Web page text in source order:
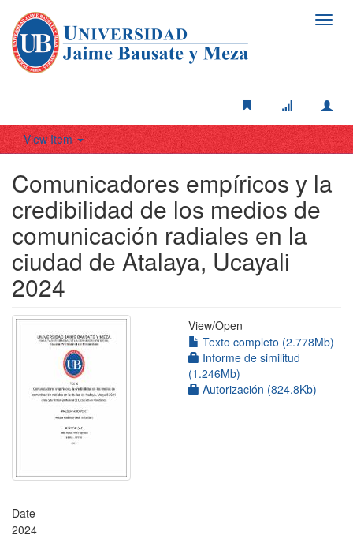
View Item
Comunicadores empíricos y la
credibilidad de los medios de
comunicación radiales en la
ciudad de Atalaya, Ucayali
2024
View/Open
Texto completo (2.778Mb)
Informe de similitud
(1.246Mb)
Autorización (824.8Kb)
Date
2024